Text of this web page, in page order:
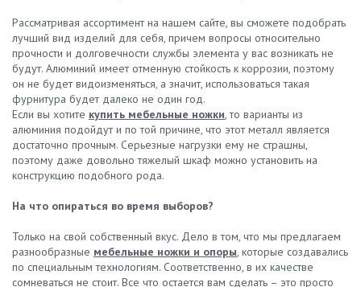
Рассматривая ассортимент на нашем сайте, вы сможете подобрать
лучший вид изделий для себя, причем вопросы относительно
прочности и долговечности службы элемента у вас возникать не
будут. Алюминий имеет отменную стойкость к коррозии, поэтому
он не будет видоизменяться, а значит, использоваться такая
фурнитура будет далеко не один год.
Если вы хотите купить мебельные ножки, то варианты из
алюминия подойдут и по той причине, что этот металл является
достаточно прочным. Серьезные нагрузки ему не страшны,
поэтому даже довольно тяжелый шкаф можно установить на
конструкцию подобного рода.
На что опираться во время выборов?
Только на свой собственный вкус. Дело в том, что мы предлагаем
разнообразные мебельные ножки и опоры, которые создавались
по специальным технологиям. Соответственно, в их качестве
сомневаться не стоит. Все что остается вам сделать – это просто